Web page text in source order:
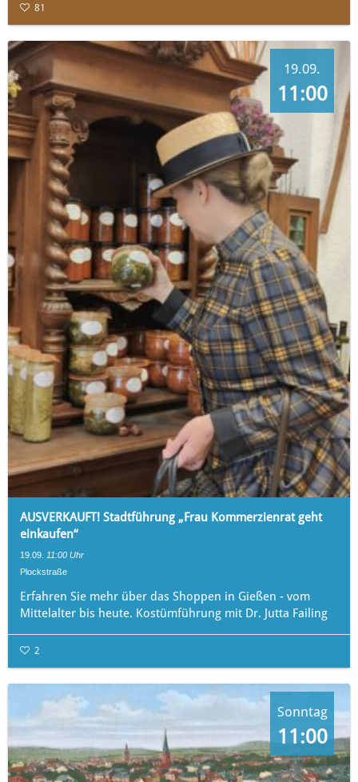
81
19.09.
11:00
AUSVERKAUFT! Stadtführung „Frau Kommerzienrat geht
einkaufen“
19.09. 11:00 Uhr
Plockstraße
Erfahren Sie mehr über das Shoppen in Gießen - vom
Mittelalter bis heute. Kostümführung mit Dr. Jutta Failing
2
Sonntag
11:00